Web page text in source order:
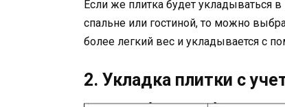
Если же плитка будет укладываться
спальне или гостиной, то можно
более легкий вес и укладывается с
2. Укладка плитки с